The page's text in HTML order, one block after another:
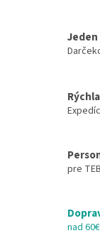
pre
nad 60€